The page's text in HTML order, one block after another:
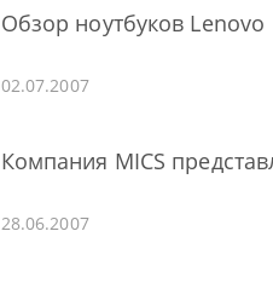
Обзор ноутбуков Lenovo
02.07.2007
Компания MICS
28.06.2007